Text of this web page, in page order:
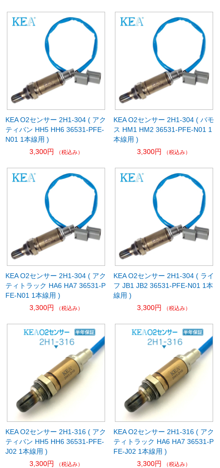
KEA O2センサー 2H1-304 ( アク
ティバン HH5 HH6 36531-PFE-
N01 1本線用 )
3,300円
（税込み）
KEA O2センサー 2H1-304 ( バモ
ス HM1 HM2 36531-PFE-N01 1
本線用 )
3,300円
（税込み）
KEA O2センサー 2H1-304 ( アク
ティトラック HA6 HA7 36531-P
FE-N01 1本線用 )
3,300円
（税込み）
KEA O2センサー 2H1-304 ( ライ
フ JB1 JB2 36531-PFE-N01 1本
線用 )
3,300円
（税込み）
KEA O2センサー 2H1-316 ( アク
ティバン HH5 HH6 36531-PFE-
J02 1本線用 )
3,300円
（税込み）
KEA O2センサー 2H1-316 ( アク
ティトラック HA6 HA7 36531-P
FE-J02 1本線用 )
3,300円
（税込み）